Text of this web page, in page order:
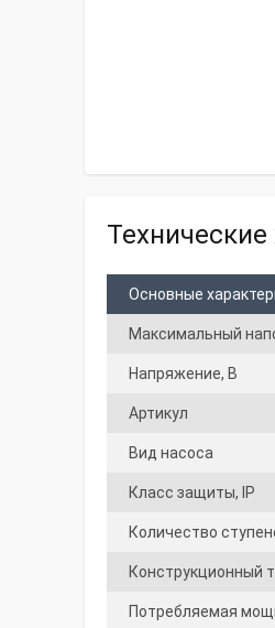
Основные
Максимальный
Напряжение, В
Артикул
Вид насоса
Класс защиты, IP
Количество
Конструкционный
Потребляемая